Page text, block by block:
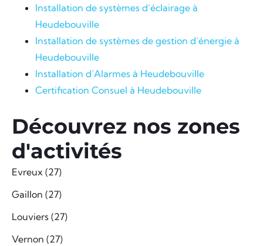
Installation de systèmes d’éclairage à
Heudebouville
Installation de systèmes de gestion d’énergie à
Heudebouville
Installation d’Alarmes à Heudebouville
Certification Consuel à Heudebouville
Découvrez nos zones
d'activités
Evreux (27)
Gaillon (27)
Louviers (27)
Vernon (27)